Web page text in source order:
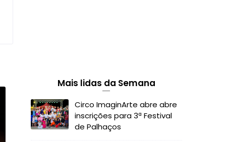
Mais lidas da Semana
Circo ImaginArte abre abre
inscrições para 3ª Festival
de Palhaços